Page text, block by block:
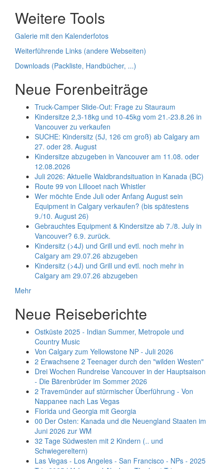
Weitere Tools
Galerie mit den Kalenderfotos
Weiterführende Links (andere Webseiten)
Downloads (Packliste, Handbücher, ...)
Neue Forenbeiträge
Truck-Camper Slide-Out: Frage zu Stauraum
Kindersitze 2,3-18kg und 10-45kg vom 21.-23.8.26 in
Vancouver zu verkaufen
SUCHE: Kindersitz (5J, 126 cm groß) ab Calgary am
27. oder 28. August
Kindersitze abzugeben in Vancouver am 11.08. oder
12.08.2026
Juli 2026: Aktuelle Waldbrandsituation in Kanada (BC)
Route 99 von Lillooet nach Whistler
Wer möchte Ende Juli oder Anfang August sein
Equipment in Calgary verkaufen? (bis spätestens
9./10. August 26)
Gebrauchtes Equipment & Kindersitze ab 7./8. July in
Vancouver? 6.9. zurück.
Kindersitz (>4J) und Grill und evtl. noch mehr in
Calgary am 29.07.26 abzugeben
Kindersitz (>4J) und Grill und evtl. noch mehr in
Calgary am 29.07.26 abzugeben
Mehr
Neue Reiseberichte
Ostküste 2025 - Indian Summer, Metropole und
Country Music
Von Calgary zum Yellowstone NP - Juli 2026
2 Erwachsene 2 Teenager durch den "wilden Westen"
Drei Wochen Rundreise Vancouver in der Hauptsaison
- Die Bärenbrüder im Sommer 2026
2 Travemünder auf stürmischer Überführung - Von
Nappanee nach Las Vegas
Florida und Georgia mit Georgia
00 Der Osten: Kanada und die Neuengland Staaten im
Juni 2026 zur WM
32 Tage Südwesten mit 2 Kindern (.. und
Schwiegereltern)
Las Vegas - Los Angeles - San Francisco - NPs - 2025